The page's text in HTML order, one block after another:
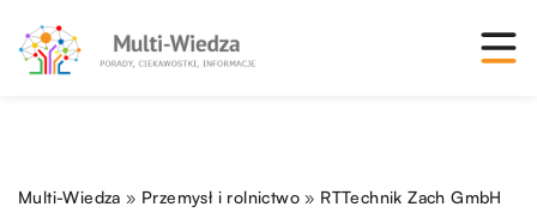
Multi-Wiedza » Przemysł i rolnictwo » RTTechnik Zach GmbH